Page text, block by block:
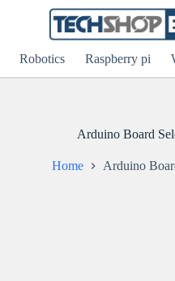
Robotics Raspberry pi
Arduino Board
Home Arduino